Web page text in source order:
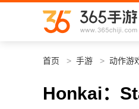
首页 手游 动作游
Honkai：